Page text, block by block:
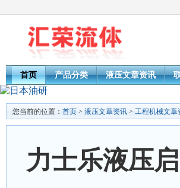
首页 产品分类 液压文章资讯
您当前的位置： 首页 > 液压文章资讯 > 工程机械文章
力士乐液压